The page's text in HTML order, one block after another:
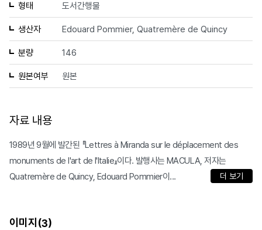
형태 도서간행물
생산자 Edouard Pommier, Quatremère de Quincy
분량 146
원본여부 원본
자료 내용
1989년 9월에 발간된 『Lettres à Miranda sur le déplacement des
monuments de l'art de l'Italie』이다. 발행사는 MACULA, 저자는
Quatremère de Quincy, Edouard Pommier이...
더 보기
이미지(3)